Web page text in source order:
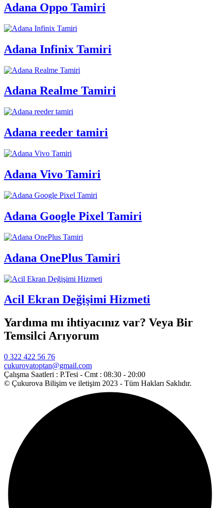
Adana Oppo Tamiri
Adana Infinix Tamiri
Adana Realme Tamiri
Adana reeder tamiri
Adana Vivo Tamiri
Adana Google Pixel Tamiri
Adana OnePlus Tamiri
Acil Ekran Değişimi Hizmeti
Yardıma mı ihtiyacınız var? Veya Bir
Temsilci Arıyorum
0 322 422 56 76
cukurovatoptan@gmail.com
Çalışma Saatleri : P.Tesi - Cmt : 08:30 - 20:00
© Çukurova Bilişim ve iletişim 2023 - Tüm Hakları Saklıdır.